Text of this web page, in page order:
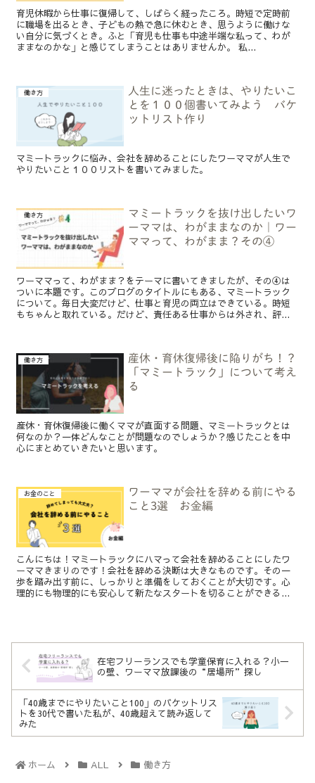
育児休暇から仕事に復帰して、しばらく経ったころ。時短で定時前
に職場を出るとき、子どもの熱で急に休むとき、思うように働けな
い自分に気づくとき。ふと「育児も仕事も中途半端な私って、わが
ままなのかな」と感じてしまうことはありませんか。 私...
働き方
人生に迷ったときは、やりたいこ
とを１００個書いてみよう バケ
ットリスト作り
マミートラックに悩み、会社を辞めることにしたワーママが人生で
やりたいこと１００リストを書いてみました。
働き方
マミートラックを抜け出したいワ
ーママは、わがままなのか｜ワー
ママって、わがまま？その④
ワーママって、わがまま？をテーマに書いてきましたが、その④は
ついに本題です。このブログのタイトルにもある、マミートラック
について。毎日大変だけど、仕事と育児の両立はできている。時短
もちゃんと取れている。だけど、責任ある仕事からは外され、評...
働き方
産休・育休復帰後に陥りがち！？
「マミートラック」について考え
る
産休・育休復帰後に働くママが直面する問題、マミートラックとは
何なのか？一体どんなことが問題なのでしょうか？感じたことを中
心にまとめていきたいと思います。
お金のこと
ワーママが会社を辞める前にやる
こと3選 お金編
こんにちは！マミートラックにハマって会社を辞めることにしたワ
ーママきまりのです！会社を辞める決断は大きなものです。その一
歩を踏み出す前に、しっかりと準備をしておくことが大切です。心
理的にも物理的にも安心して新たなスタートを切ることができる...
在宅フリーランスでも学童保育に入れる？小一
の壁、ワーママ放課後の“居場所”探し
「40歳までにやりたいこと100」のバケットリス
トを30代で書いた私が、40歳超えて読み返して
みた
ホーム ALL 働き方